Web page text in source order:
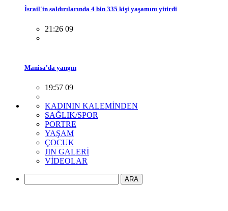
İsrail'in saldırılarında 4 bin 335 kişi yaşamını yitirdi
21:26 09
Manisa'da yangın
19:57 09
KADININ KALEMİNDEN
SAĞLIK/SPOR
PORTRE
YAŞAM
ÇOCUK
JIN GALERİ
VİDEOLAR
ARA